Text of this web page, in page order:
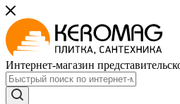
Интернет-магазин